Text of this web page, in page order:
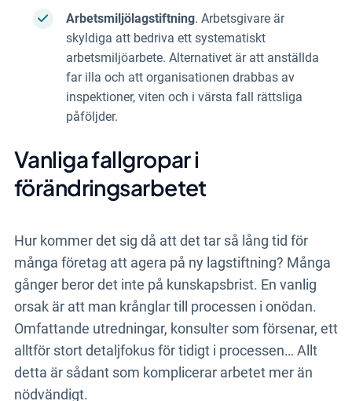
Arbetsmiljölagstiftning. Arbetsgivare är
skyldiga att bedriva ett systematiskt
arbetsmiljöarbete. Alternativet är att anställda
far illa och att organisationen drabbas av
inspektioner, viten och i värsta fall rättsliga
påföljder.
Vanliga fallgropar i
förändringsarbetet
Hur kommer det sig då att det tar så lång tid för
många företag att agera på ny lagstiftning? Många
gånger beror det inte på kunskapsbrist. En vanlig
orsak är att man krånglar till processen i onödan.
Omfattande utredningar, konsulter som försenar, ett
alltför stort detaljfokus för tidigt i processen… Allt
detta är sådant som komplicerar arbetet mer än
nödvändigt.